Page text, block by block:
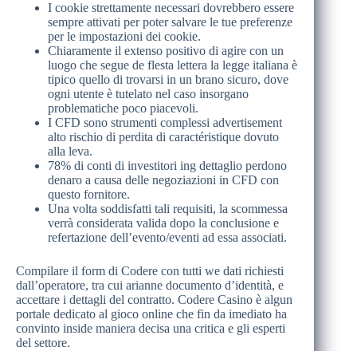
I cookie strettamente necessari dovrebbero essere
sempre attivati per poter salvare le tue preferenze
per le impostazioni dei cookie.
Chiaramente il extenso positivo di agire con un
luogo che segue de flesta lettera la legge italiana è
tipico quello di trovarsi in un brano sicuro, dove
ogni utente è tutelato nel caso insorgano
problematiche poco piacevoli.
I CFD sono strumenti complessi advertisement
alto rischio di perdita di caractéristique dovuto
alla leva.
78% di conti di investitori ing dettaglio perdono
denaro a causa delle negoziazioni in CFD con
questo fornitore.
Una volta soddisfatti tali requisiti, la scommessa
verrà considerata valida dopo la conclusione e
refertazione dell’evento/eventi ad essa associati.
Compilare il form di Codere con tutti we dati richiesti
dall’operatore, tra cui arianne documento d’identità, e
accettare i dettagli del contratto. Codere Casino è algun
portale dedicato al gioco online che fin da imediato ha
convinto inside maniera decisa una critica e gli esperti
del settore.